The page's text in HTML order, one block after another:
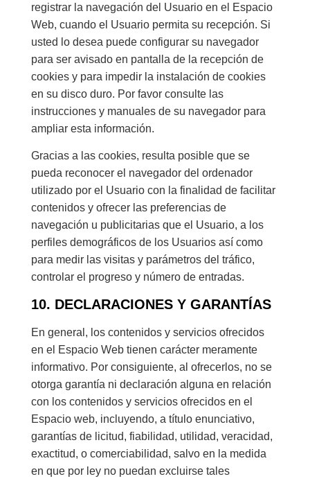
registrar la navegación del Usuario en el Espacio
Web, cuando el Usuario permita su recepción. Si
usted lo desea puede configurar su navegador
para ser avisado en pantalla de la recepción de
cookies y para impedir la instalación de cookies
en su disco duro. Por favor consulte las
instrucciones y manuales de su navegador para
ampliar esta información.
Gracias a las cookies, resulta posible que se
pueda reconocer el navegador del ordenador
utilizado por el Usuario con la finalidad de facilitar
contenidos y ofrecer las preferencias de
navegación u publicitarias que el Usuario, a los
perfiles demográficos de los Usuarios así como
para medir las visitas y parámetros del tráfico,
controlar el progreso y número de entradas.
10. DECLARACIONES Y GARANTÍAS
En general, los contenidos y servicios ofrecidos
en el Espacio Web tienen carácter meramente
informativo. Por consiguiente, al ofrecerlos, no se
otorga garantía ni declaración alguna en relación
con los contenidos y servicios ofrecidos en el
Espacio web, incluyendo, a título enunciativo,
garantías de licitud, fiabilidad, utilidad, veracidad,
exactitud, o comerciabilidad, salvo en la medida
en que por ley no puedan excluirse tales